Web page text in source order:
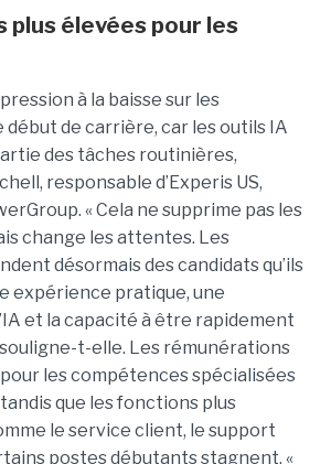
élevées pour les
à la baisse sur les
de carrière, car les outils IA
des tâches routinières,
responsable d’Experis US,
« Cela ne supprime pas les
change les attentes. Les
désormais des candidats qu’ils
expérience pratique, une
et la capacité à être rapidement
t-elle. Les rémunérations
les compétences spécialisées
que les fonctions plus
le service client, le support
postes débutants stagnent. «